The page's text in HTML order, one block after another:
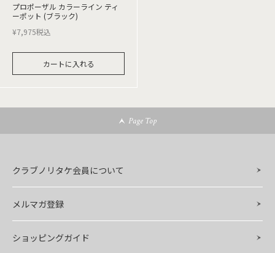
プロポーザル カラーライン ティ
ーポット (ブラック)
¥7,975税込
カートに入れる
Page Top
クラブノリタケ会員について
メルマガ登録
ショッピングガイド